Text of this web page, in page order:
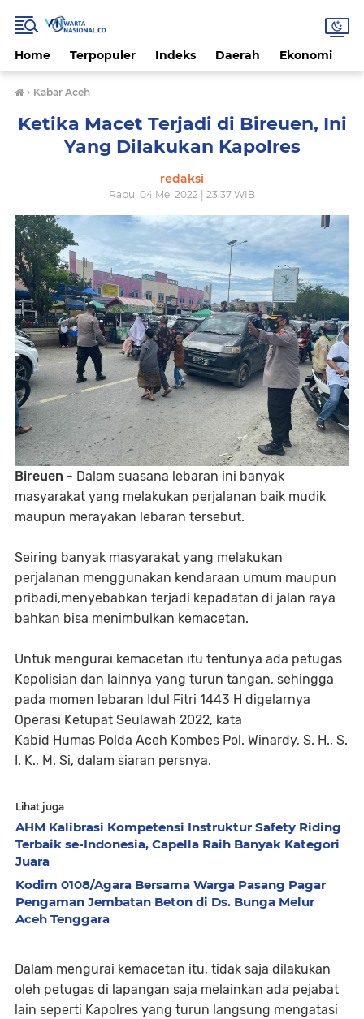
Home Terpopuler Indeks Daerah Ekonomi
› Kabar Aceh
Ketika Macet Terjadi di Bireuen, Ini
Yang Dilakukan Kapolres
redaksi
Rabu, 04 Mei 2022 | 23.37 WIB
Bireuen - Dalam suasana lebaran ini banyak
masyarakat yang melakukan perjalanan baik mudik
maupun merayakan lebaran tersebut.
Seiring banyak masyarakat yang melakukan
perjalanan menggunakan kendaraan umum maupun
pribadi,menyebabkan terjadi kepadatan di jalan raya
bahkan bisa menimbulkan kemacetan.
Untuk mengurai kemacetan itu tentunya ada petugas
Kepolisian dan lainnya yang turun tangan, sehingga
pada momen lebaran Idul Fitri 1443 H digelarnya
Operasi Ketupat Seulawah 2022, kata
Kabid Humas Polda Aceh Kombes Pol. Winardy, S. H., S.
I. K., M. Si, dalam siaran persnya.
Lihat juga
AHM Kalibrasi Kompetensi Instruktur Safety Riding
Terbaik se-Indonesia, Capella Raih Banyak Kategori
Juara
Kodim 0108/Agara Bersama Warga Pasang Pagar
Pengaman Jembatan Beton di Ds. Bunga Melur
Aceh Tenggara
Dalam mengurai kemacetan itu, tidak saja dilakukan
oleh petugas di lapangan saja melainkan ada pejabat
lain seperti Kapolres yang turun langsung mengatasi